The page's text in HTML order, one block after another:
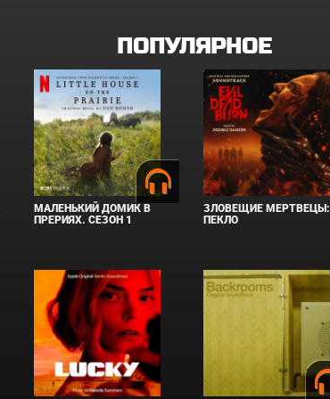
ПОПУЛЯРНОЕ
МАЛЕНЬКИЙ ДОМИК В
ПРЕРИЯХ. СЕЗОН 1
ЗЛОВЕЩИЕ МЕРТВЕЦЫ:
ПЕКЛО